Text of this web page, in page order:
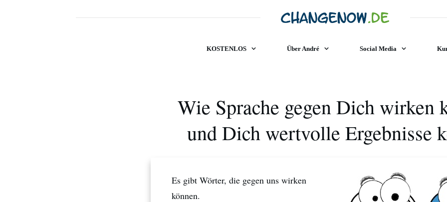
KOSTENLOS Über André Social Media
Wie Sprache gegen Dich wirken
und Dich wertvolle Ergebnisse
Es gibt Wörter, die gegen uns wirken
können.